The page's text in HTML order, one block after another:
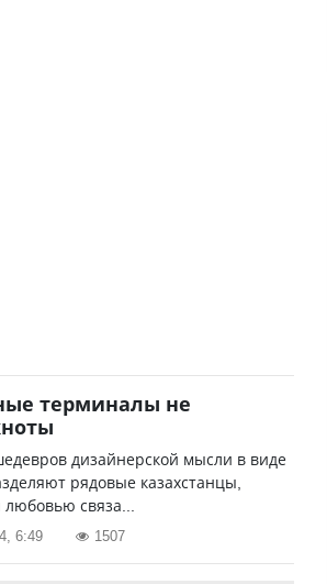
терминалы не
дизайнерской мысли в виде
рядовые казахстанцы,
любовью связа...
6:49 1507